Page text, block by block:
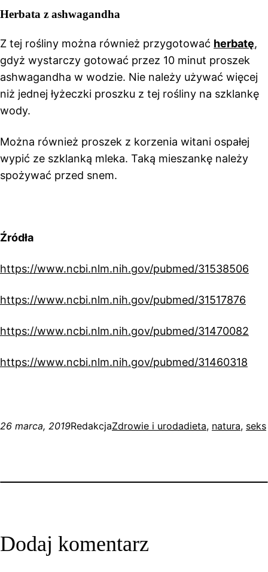
Herbata z ashwagandha
Z tej rośliny można również przygotować herbatę,
gdyż wystarczy gotować przez 10 minut proszek
ashwagandha w wodzie. Nie należy używać więcej
niż jednej łyżeczki proszku z tej rośliny na szklankę
wody.
Można również proszek z korzenia witani ospałej
wypić ze szklanką mleka. Taką mieszankę należy
spożywać przed snem.
Źródła
https://www.ncbi.nlm.nih.gov/pubmed/31538506
https://www.ncbi.nlm.nih.gov/pubmed/31517876
https://www.ncbi.nlm.nih.gov/pubmed/31470082
https://www.ncbi.nlm.nih.gov/pubmed/31460318
26 marca, 2019RedakcjaZdrowie i urodadieta, natura, seks
Dodaj komentarz